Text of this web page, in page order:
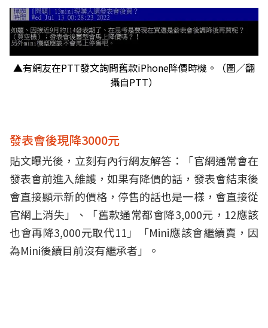
▲有網友在PTT發文詢問舊款iPhone降價時機。（圖／翻
攝自PTT）
發表會後現降3000元
貼文曝光後，立刻有內行網友解答：「官網通常會在
發表會前進入維護，如果有降價的話，發表會結束後
會直接顯示新的價格，停售的話也是一樣，會直接從
官網上消失」、「舊款通常都會降3,000元，12應該
也會再降3,000元取代11」「Mini應該會繼續賣，因
為Mini後續目前沒有繼承者」。